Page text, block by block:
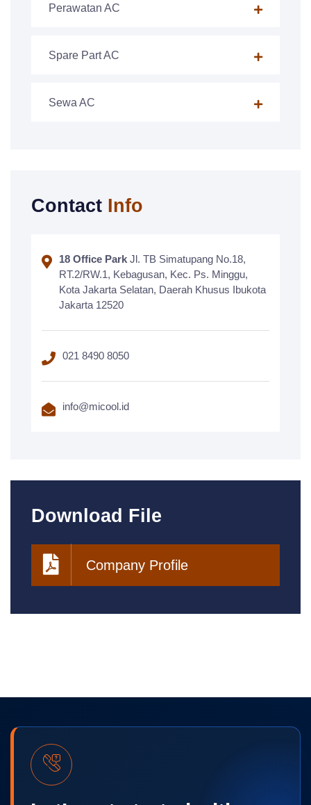
Perawatan AC
Spare Part AC
Sewa AC
Contact Info
18 Office Park Jl. TB Simatupang No.18,
RT.2/RW.1, Kebagusan, Kec. Ps. Minggu,
Kota Jakarta Selatan, Daerah Khusus Ibukota
Jakarta 12520
021 8490 8050
info@micool.id
Download File
Company Profile